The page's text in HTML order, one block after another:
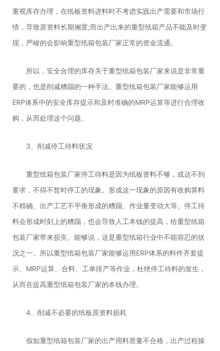
重视库存办理，在纸板资料进料时不考虑实践出产需要和市场行
情，导致原资料长期搁置;而出产出来的重型纸箱产品不能及时变
现，严峻的会影响重型纸箱包装厂家正常的资金流通。
所以，安全合理的库存关于重型纸箱包装厂家来说是非常重
要的，也是削减糟蹋的一种手法。重型纸箱包装厂家能够运用
ERP体系中的安全库存提示和及时准确的MRP运算等进行合理收
购，从而处理这个问题。
3、削减停工待料状况
重型纸箱包装厂家停工待料是因为纸板资料不够，或达不到
要求，不得不暂时停工的现象。形成这一现象的原因有收购算料
不精确、出产工艺不平衡形成的糟蹋、作业量变动大等。停工待
料会形成时刻上的糟蹋，也会导致人工本钱的提高，给重型纸箱
包装厂家带来损失。能够说，这是重型纸箱行业中不能容忍的状
况之一。所以重型纸箱包装厂家能够运用ERP体系的料件齐套提
示、MRP运算、合料、工单排产等作业，杜绝停工待料的发生，
从而在提高重型纸箱包装厂家的本钱办理。
4、削减不必要的纸板原资料损耗
假如重型纸箱包装厂家的出产用料质量不合格，出产过程操